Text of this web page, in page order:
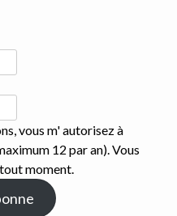
vous m' autorisez à
12 par an). Vous
moment.